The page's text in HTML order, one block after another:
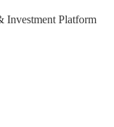
Platform